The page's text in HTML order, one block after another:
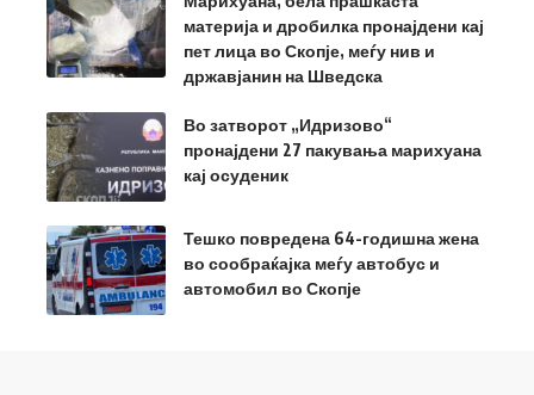
материја и дробилка пронајдени кај
пет лица во Скопје, меѓу нив и
државјанин на Шведска
Во затворот „Идризово“
пронајдени 27 пакувања марихуана
кај осуденик
Тешко повредена 64-годишна жена
во сообраќајка меѓу автобус и
автомобил во Скопје